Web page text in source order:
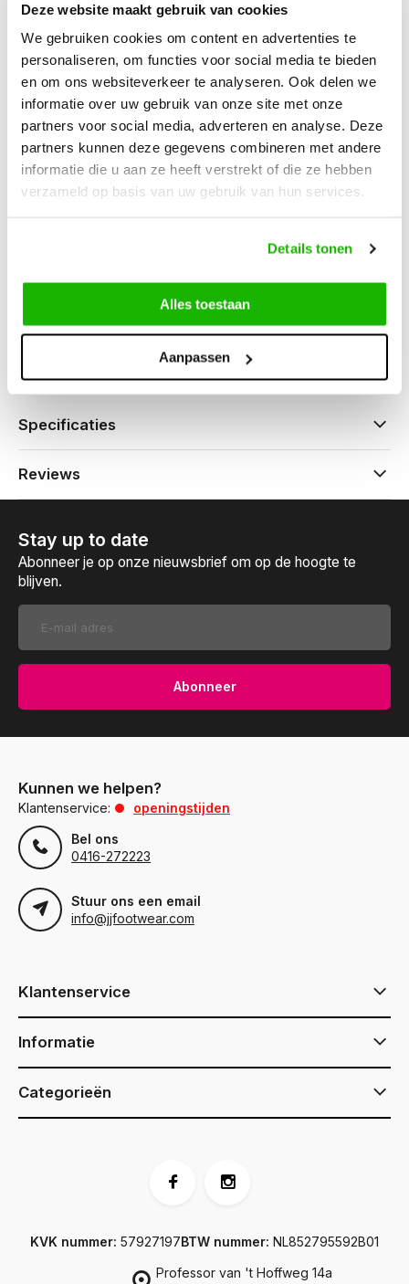
Deze website maakt gebruik van cookies
We gebruiken cookies om content en advertenties te
personaliseren, om functies voor social media te bieden
en om ons websiteverkeer te analyseren. Ook delen we
informatie over uw gebruik van onze site met onze
partners voor social media, adverteren en analyse. Deze
partners kunnen deze gegevens combineren met andere
informatie die u aan ze heeft verstrekt of die ze hebben
verzameld op basis van uw gebruik van hun services.
Details tonen
Alles toestaan
Aanpassen
1500+ modellen op voorraad
Beschrijving
Epirus - Bordo
info@jjfootwear.com
Specificaties
Reviews
Stay up to date
Abonneer je op onze nieuwsbrief om op de hoogte te
blijven.
Abonneer
Kunnen we helpen?
Klantenservice:
openingstijden
Bel ons
0416-272223
Stuur ons een email
info@jjfootwear.com
Klantenservice
Informatie
Categorieën
Professor van 't Hoffweg 14a
KVK nummer: 57927197BTW nummer: NL852795592B01